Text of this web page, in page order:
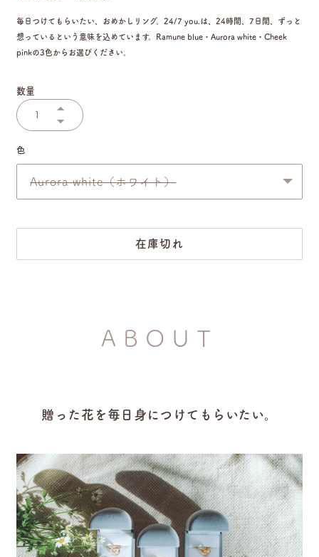
毎日つけてもらいたい、おめかしリング。24/7 you.は、24時間、7日間、ずっと
想っているという意味を込めています。Ramune blue・Aurora white・Cheek
pinkの3色からお選びください。
数量
色
Aurora white（ホワイト）
在庫切れ
ABOUT
贈った花を毎日身につけてもらいたい。